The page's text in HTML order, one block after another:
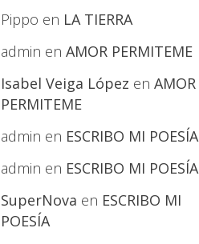
Pippo en LA TIERRA
admin en AMOR PERMITEME
Isabel Veiga López en AMOR
PERMITEME
admin en ESCRIBO MI POESÍA
admin en ESCRIBO MI POESÍA
SuperNova en ESCRIBO MI
POESÍA